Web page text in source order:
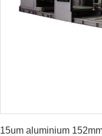
15um aluminium